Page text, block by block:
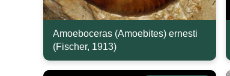
Amoeboceras (Amoebites) ernesti
(Fischer, 1913)